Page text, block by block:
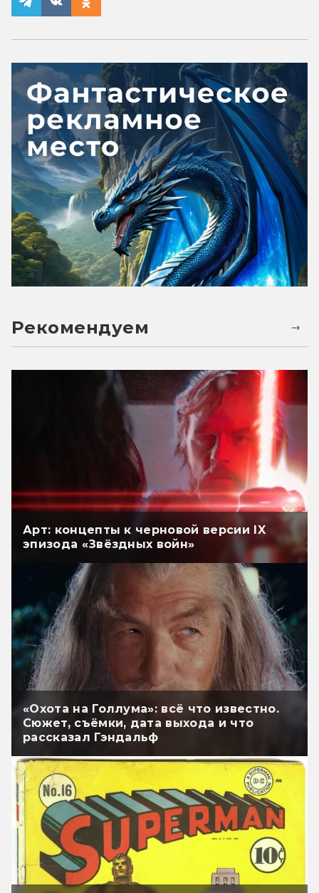
Рекомендуем
Арт: концепты к черновой версии IX
эпизода «Звёздных войн»
«Охота на Голлума»: всё что известно.
Сюжет, съёмки, дата выхода и что
рассказал Гэндальф